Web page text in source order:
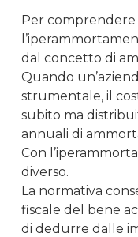
Per
dal concetto di
Quando
strumentale, il
subito ma
annuali di
Con
diverso.
La normativa
fiscale del bene
di dedurre dalle